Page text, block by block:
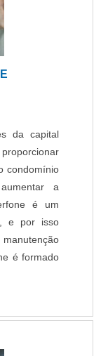
comodato
empresa
visando
do
essência
pelos
e
e
para os
de
em sua
quais a
da capital
condomínio
a
é um
e por isso
é formado
usado